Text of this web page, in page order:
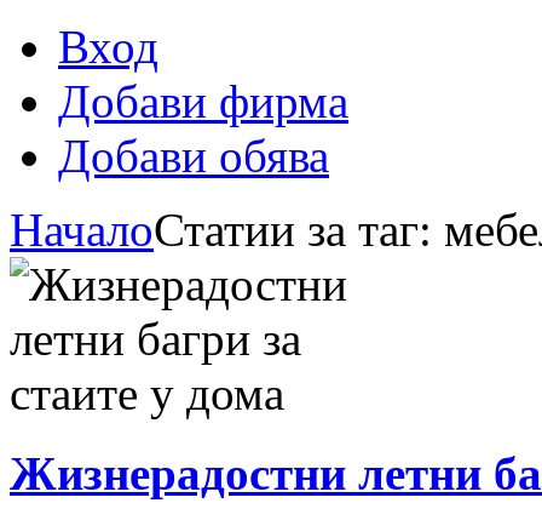
Вход
Добави фирма
Добави обява
НачалоСтатии за таг:
Жизнерадостни летни